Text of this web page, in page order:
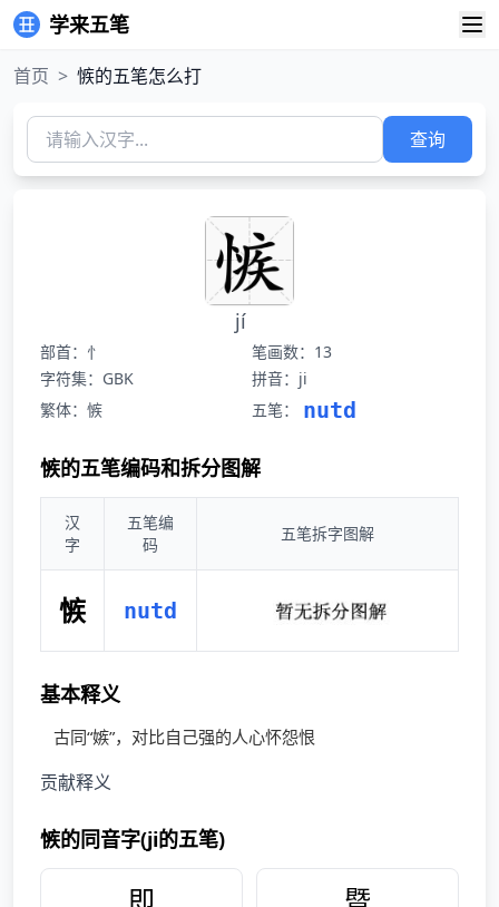
学来五笔
首页 > 愱的五笔怎么打
查询
jí
部首：忄
笔画数：13
字符集：GBK
拼音：ji
繁体：愱
五笔： nutd
愱的五笔编码和拆分图解
汉
字
五笔编
码
五笔拆字图解
愱 nutd
基本释义
古同“嫉”，对比自己强的人心怀怨恨
贡献释义
愱的同音字(ji的五笔)